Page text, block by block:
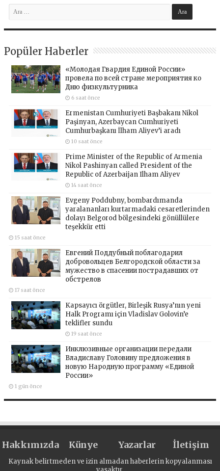
Popüler Haberler
«Молодая Гвардия Единой России»
провела по всей стране мероприятия ко
Дню физкультурника
6 saat önce
Ermenistan Cumhuriyeti Başbakanı Nikol
Paşinyan, Azerbaycan Cumhuriyeti
Cumhurbaşkanı İlham Aliyev’i aradı
10 saat önce
Prime Minister of the Republic of Armenia
Nikol Pashinyan called President of the
Republic of Azerbaijan Ilham Aliyev
14 saat önce
Evgeny Poddubny, bombardımanda
yaralananları kurtarmadaki cesaretlerinden
dolayı Belgorod bölgesindeki gönüllülere
teşekkür etti
15 saat önce
Евгений Поддубный поблагодарил
добровольцев Белгородской области за
мужество в спасении пострадавших от
обстрелов
17 saat önce
Kapsayıcı örgütler, Birleşik Rusya’nın yeni
Halk Programı için Vladislav Golovin’e
teklifler sundu
19 saat önce
Инклюзивные организации передали
Владиславу Головину предложения в
новую Народную программу «Единой
России»
1 gün önce
Hakkımızda Künye Yazarlar İletişim
Kaynak belirtmeden ve izin almadan haberlerin kopyalanması